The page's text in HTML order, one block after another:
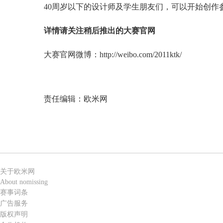
40周岁以下的设计师及学生朋友们，可以开始创作
详情请关注稍后推出的大赛官网
大赛官网微博：http://weibo.com/2011ktk/
责任编辑：欧米网
关于欧米网
About nomissing
赛事词条
广告服务
版权声明